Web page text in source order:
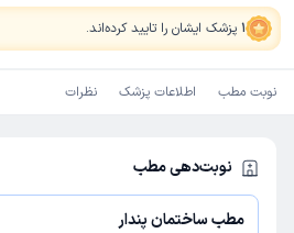
1 پزشک ایشان را تایید کرده‌اند.
نوبت مطب اطلاعات پزشک نظرات
نوبت‌دهی مطب
مطب ساختمان پندار